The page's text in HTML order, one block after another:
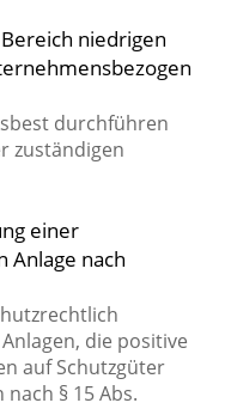
niedrigen
durchführen
zuständigen
einer
Anlage nach
die positive
auf Schutzgüter
§ 15 Abs.